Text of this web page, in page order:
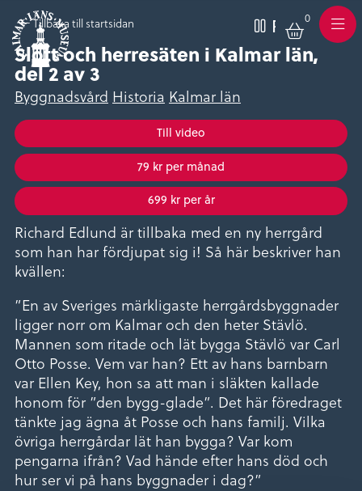
PausaVarukorg
0
Meny
Tillbaka till startsidan
Slott och herresäten i Kalmar län,
del 2 av 3
Byggnadsvård Historia Kalmar län
Till video
79 kr per månad
699 kr per år
Richard Edlund är tillbaka med en ny herrgård
som han har fördjupat sig i! Så här beskriver han
kvällen:
”En av Sveriges märkligaste herrgårdsbyggnader
ligger norr om Kalmar och den heter Stävlö.
Mannen som ritade och lät bygga Stävlö var Carl
Otto Posse. Vem var han? Ett av hans barnbarn
var Ellen Key, hon sa att man i släkten kallade
honom för ”den bygg-glade”. Det här föredraget
tänkte jag ägna åt Posse och hans familj. Vilka
övriga herrgårdar lät han bygga? Var kom
pengarna ifrån? Vad hände efter hans död och
hur ser vi på hans byggnader i dag?”